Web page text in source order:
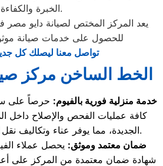
الخبرة والكفاءة.
للحصول على خدمات صيانة
تواصل معنا ليصلك كل
الخط الساخن مركز
خدمة منزلية فورية بالفيوم: حرصاً على
كافة عمليات الفحص والإصلاح داخل
الجديدة، مما يوفر عناء وتكاليف نقل الأجهزة الثقيلة.
ضمان معتمد وموثق: يحصل عملاء
شهادة ضمان معتمدة من المركز على